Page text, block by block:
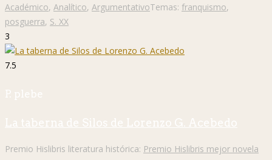
Académico, Analítico, ArgumentativoTemas: franquismo,
posguerra, S. XX
3
7.5
P. plebe
La taberna de Silos de Lorenzo G. Acebedo
Premio Hislibris literatura histórica: Premio Hislibris mejor novela